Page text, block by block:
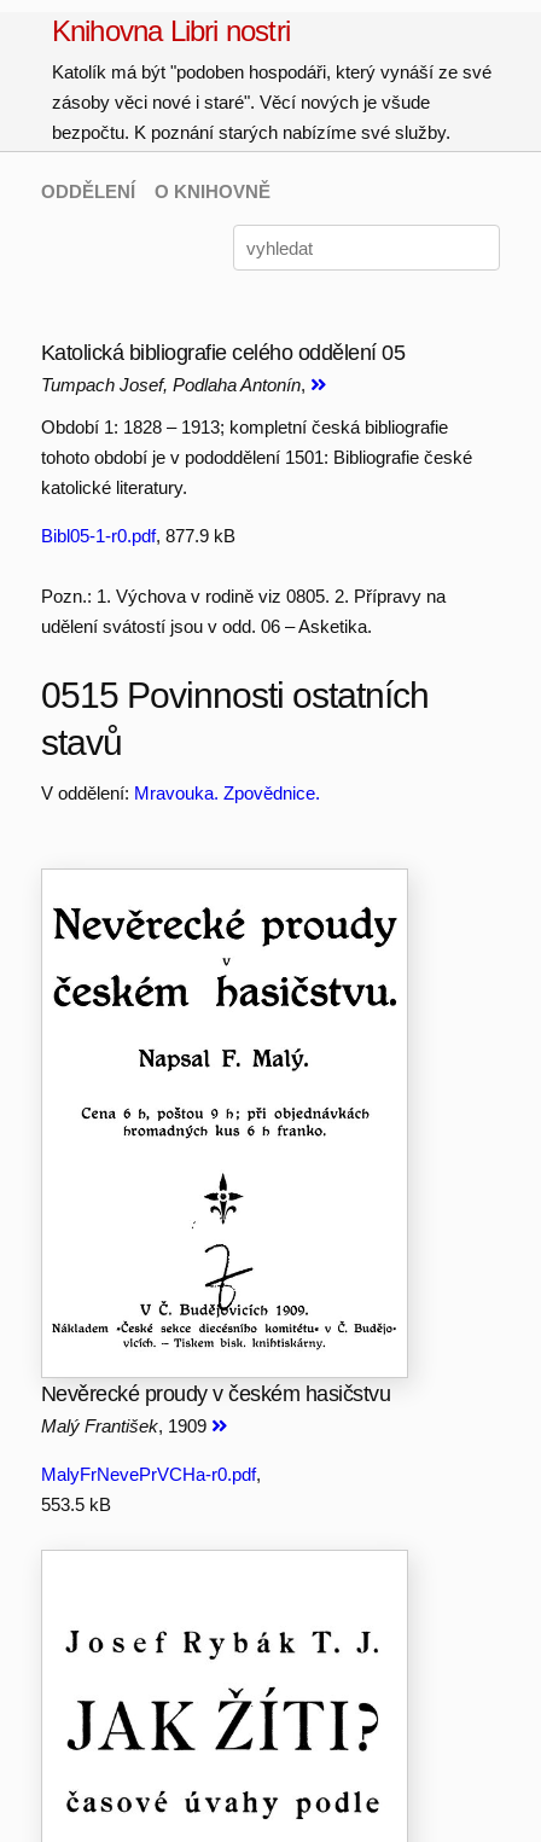
Knihovna Libri nostri
Katolík má být "podoben hospodáři, který vynáší ze své
zásoby věci nové i staré". Věcí nových je všude
bezpočtu. K poznání starých nabízíme své služby.
ODDĚLENÍ O KNIHOVNĚ
Katolická bibliografie celého oddělení 05
Tumpach Josef, Podlaha Antonín,
Období 1: 1828 – 1913; kompletní česká bibliografie
tohoto období je v pododdělení 1501: Bibliografie české
katolické literatury.
Bibl05-1-r0.pdf, 877.9 kB
Pozn.: 1. Výchova v rodině viz 0805. 2. Přípravy na
udělení svátostí jsou v odd. 06 – Asketika.
0515 Povinnosti ostatních
stavů
V oddělení: Mravouka. Zpovědnice.
Nevěrecké proudy v českém hasičstvu
Malý František, 1909
MalyFrNevePrVCHa-r0.pdf,
553.5 kB